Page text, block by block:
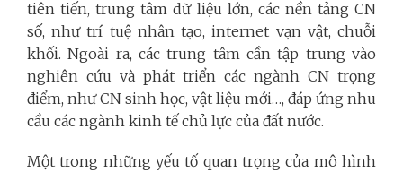
tiên tiến, trung tâm dữ liệu lớn, các nền tảng CN
số, như trí tuệ nhân tạo, internet vạn vật, chuỗi
khối. Ngoài ra, các trung tâm cần tập trung vào
nghiên cứu và phát triển các ngành CN trọng
điểm, như CN sinh học, vật liệu mới…, đáp ứng nhu
cầu các ngành kinh tế chủ lực của đất nước.
Một trong những yếu tố quan trọng của mô hình